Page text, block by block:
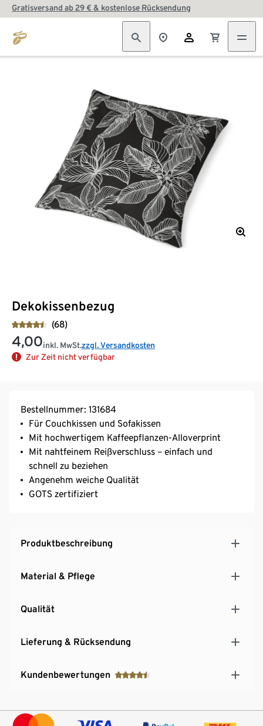
Gratisversand ab 29 € & kostenlose Rücksendung
Dekokissenbezug
(68)
4,00inkl. MwSt.zzgl. Versandkosten
Zur Zeit nicht verfügbar
Bestellnummer: 131684
Für Couchkissen und Sofakissen
Mit hochwertigem Kaffeepflanzen-Alloverprint
Mit nahtfeinem Reißverschluss – einfach und
schnell zu beziehen
Angenehm weiche Qualität
GOTS zertifiziert
Produktbeschreibung
Material & Pflege
Qualität
Lieferung & Rücksendung
Kundenbewertungen